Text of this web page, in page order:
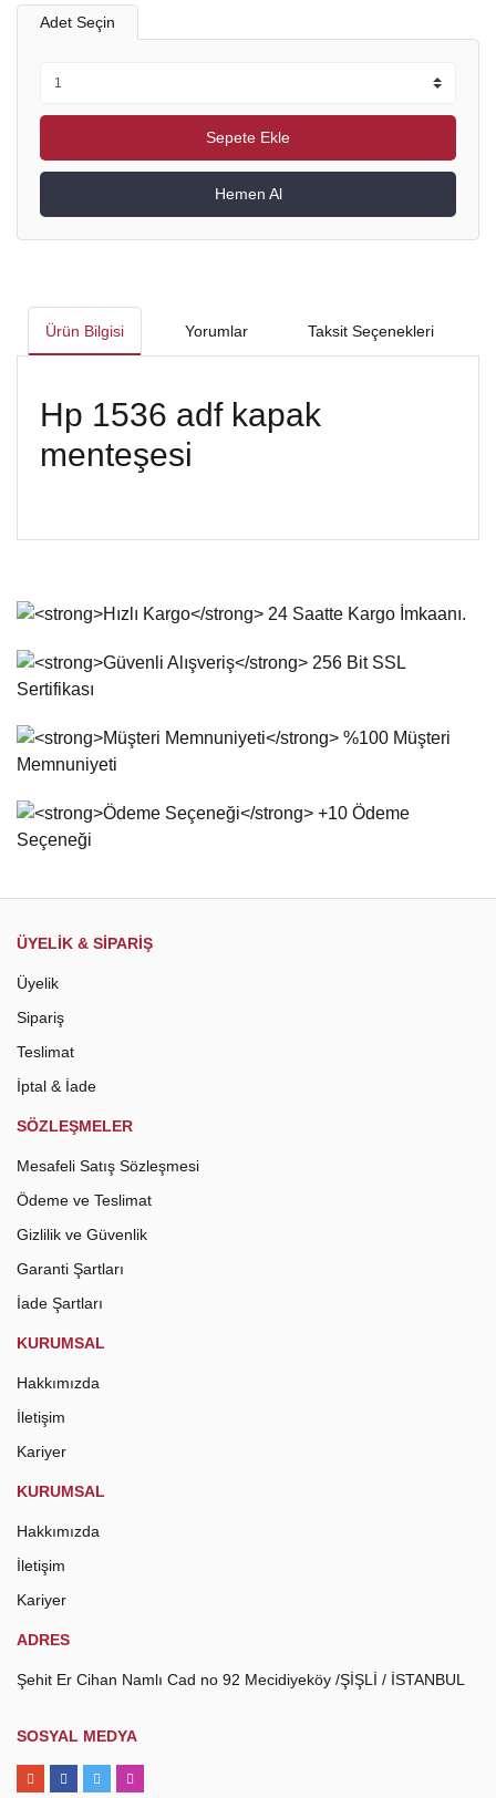
Adet Seçin
Sepete Ekle
Hemen Al
Ürün Bilgisi Yorumlar Taksit Seçenekleri
Hp 1536 adf kapak
menteşesi
Bu ürünün fiyat bilgisi, resim, ürün açıklamalarında ve diğer
Görüş ve önerileriniz için teşekkür ederiz.
Ürün resmi kalitesiz, bozuk veya görüntülenemiyor.
Ürün açıklamasında eksik bilgiler bulunuyor.
Ürün fiyatı diğer sitelerden daha pahalı.
ÜYELİK & SİPARİŞ
Üyelik
Sipariş
Teslimat
İptal & İade
SÖZLEŞMELER
Mesafeli Satış Sözleşmesi
Ödeme ve Teslimat
Gizlilik ve Güvenlik
Garanti Şartları
İade Şartları
KURUMSAL
Hakkımızda
İletişim
Kariyer
KURUMSAL
Hakkımızda
İletişim
Kariyer
ADRES
Şehit Er Cihan Namlı Cad no 92 Mecidiyeköy /ŞİŞLİ / İSTANBUL
SOSYAL MEDYA